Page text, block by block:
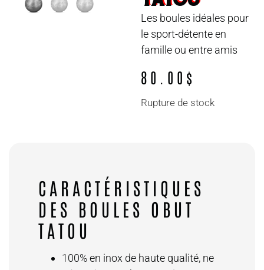
Les boules idéales pour
le sport-détente en
famille ou entre amis
80.00 $
Rupture de stock
CARACTÉRISTIQUES
DES BOULES OBUT
TATOU
100% en inox de haute qualité, ne